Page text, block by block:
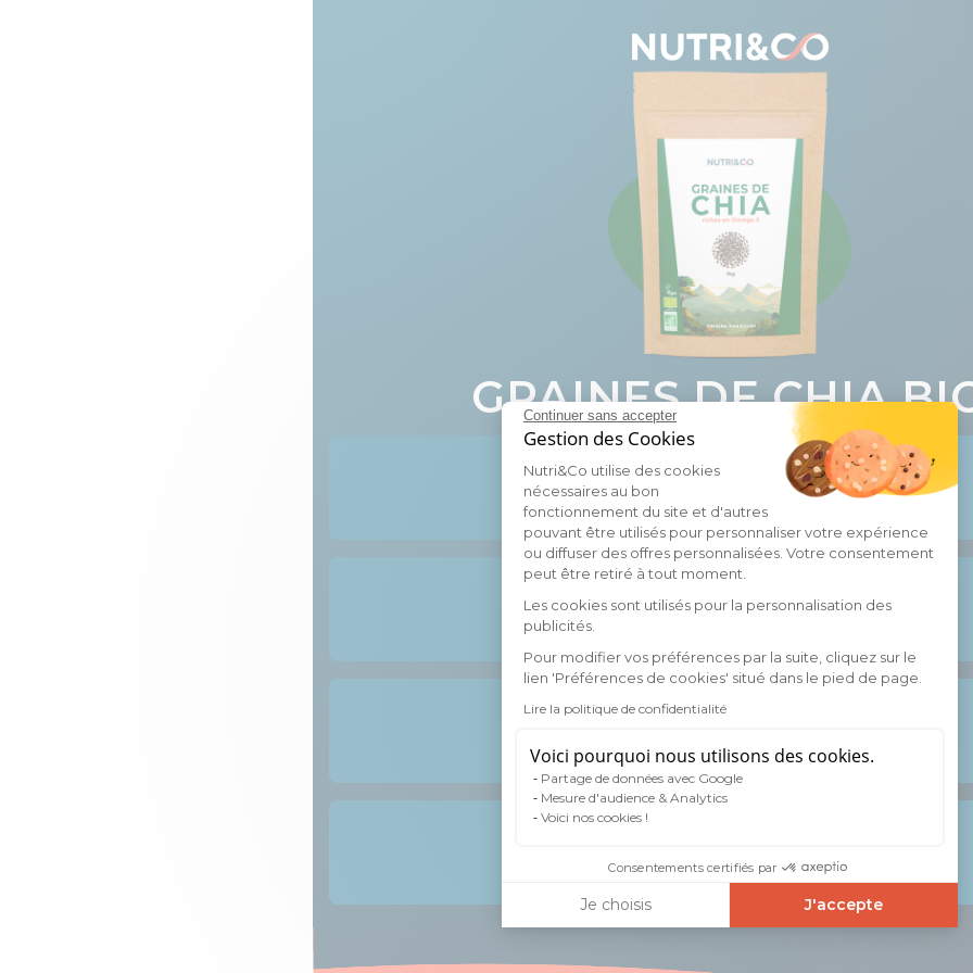
Continuer sans accepter
Gestion des Cookies
Nutri&Co utilise des cookies
nécessaires au bon
fonctionnement du site et d'autres
pouvant être utilisés pour personnaliser votre expérience
ou diffuser des offres personnalisées. Votre consentement
peut être retiré à tout moment.
Les cookies sont utilisés pour la personnalisation des
publicités.
Pour modifier vos préférences par la suite, cliquez sur le
lien 'Préférences de cookies' situé dans le pied de page.
Lire la politique de confidentialité
Voici pourquoi nous utilisons des cookies.
Partage de données avec Google
Mesure d'audience & Analytics
Voici nos cookies !
Consentements certifiés par
Je choisis J'accepte
Notre plateforme vous permet d'adapter et de gérer vos
GRAINES DE CHIA
Tout savoir sur
Graines de Chia
BIO
Avec quoi
l'associer ?
La carte des
fréquentes